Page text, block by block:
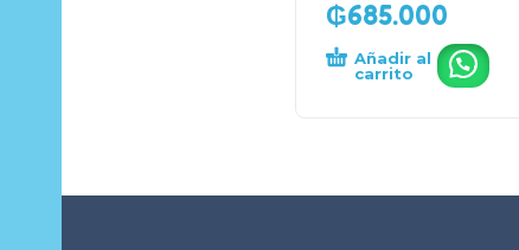
₲685.000
Añadir al
carrito
.